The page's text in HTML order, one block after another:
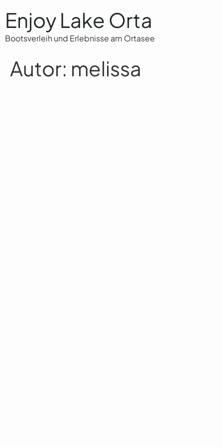
Enjoy Lake Orta
Bootsverleih und Erlebnisse am Ortasee
Autor: melissa